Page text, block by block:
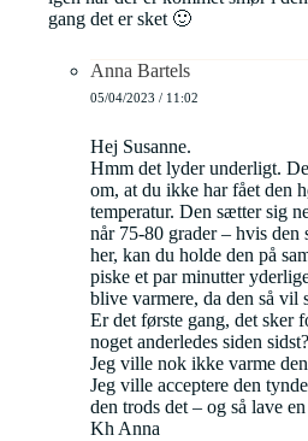
gang det er sket 🙂
Anna Bartels
05/04/2023 / 11:02
Hej Susanne.
Hmm det lyder underligt.
om, at du ikke har fået den
temperatur. Den sætter sig
når 75-80 grader – hvis
her, kan du holde den på
piske et par minutter
blive varmere, da den så vil
Er det første gang, det sker
noget anderledes siden sidst?
Jeg ville nok ikke varme
Jeg ville acceptere den
den trods det – og så lave
Kh Anna